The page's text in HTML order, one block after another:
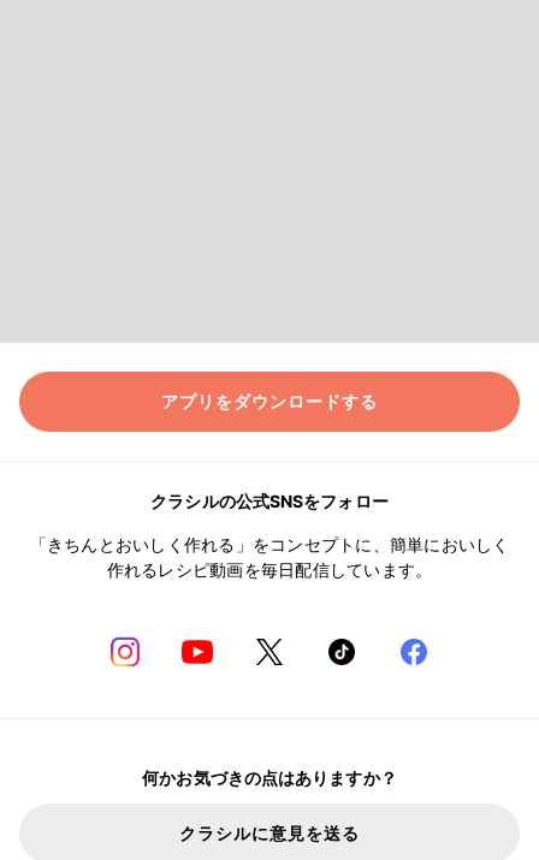
アプリをダウンロードする
クラシルの公式SNSをフォロー
「きちんとおいしく作れる」をコンセプトに、簡単においしく
作れるレシピ動画を毎日配信しています。
何かお気づきの点はありますか？
クラシルに意見を送る